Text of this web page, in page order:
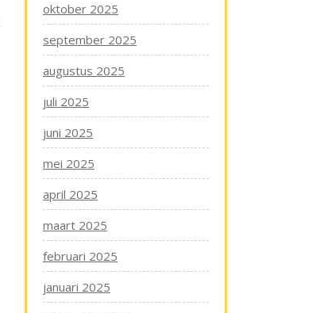
oktober 2025
september 2025
augustus 2025
juli 2025
juni 2025
mei 2025
april 2025
maart 2025
februari 2025
januari 2025